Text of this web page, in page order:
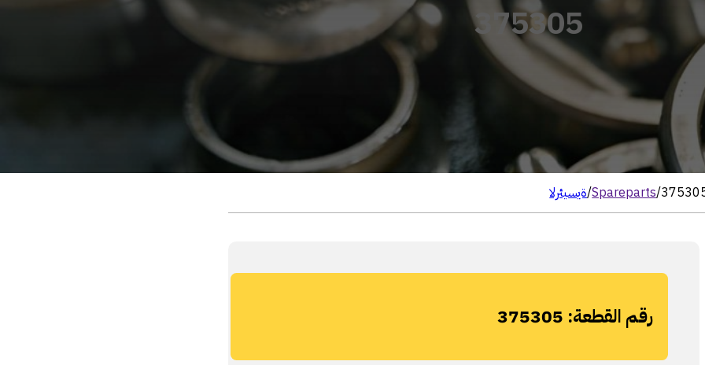
375305
الرئيسية/Spareparts/
رقم القطعة: 375305